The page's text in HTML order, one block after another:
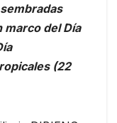
marco del Día
(22